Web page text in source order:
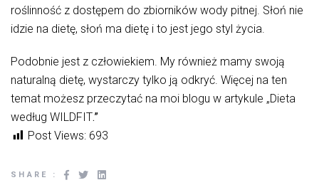
roślinność z dostępem do zbiorników wody pitnej. Słoń nie
idzie na dietę, słoń ma dietę i to jest jego styl życia.
Podobnie jest z człowiekiem. My również mamy swoją
naturalną dietę, wystarczy tylko ją odkryć. Więcej na ten
temat możesz przeczytać na moi blogu w artykule „Dieta
według WILDFIT.”
Post Views: 693
SHARE :